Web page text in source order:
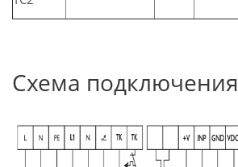
Схема подключения